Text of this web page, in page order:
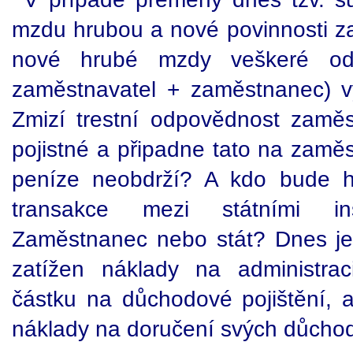
mzdu hrubou a nové povinnosti
nové hrubé mzdy veškeré
zaměstnavatel + zaměstnanec)
Zmizí trestní odpovědnost
pojistné a připadne tato na
peníze neobdrží? A kdo bude
transakce mezi státními
Zaměstnanec nebo stát? Dnes
zatížen náklady na
částku na důchodové pojištění,
náklady na doručení svých